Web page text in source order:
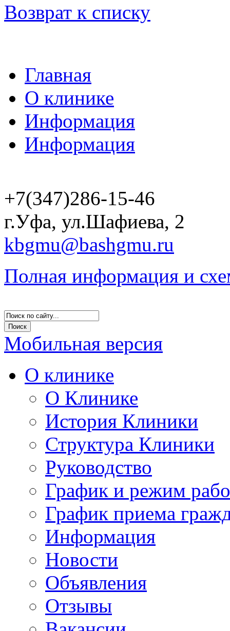
Возврат к списку
Главная
О клинике
Информация
Информация
+7(347)286-15-46
г.Уфа, ул.Шафиева, 2
kbgmu@bashgmu.ru
Полная информация и
Мобильная версия
О клинике
О Клинике
История Клиники
Структура Клиники
Руководство
График и режим
График приема
Информация
Новости
Объявления
Отзывы